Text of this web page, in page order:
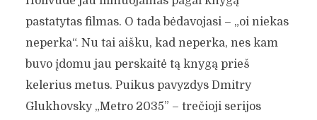
pastatytas filmas. O tada bėdavojasi – „oi niekas
neperka“. Nu tai aišku, kad neperka, nes kam
buvo įdomu jau perskaitė tą knygą prieš
kelerius metus. Puikus pavyzdys Dmitry
Glukhovsky „Metro 2035” – trečioji serijos